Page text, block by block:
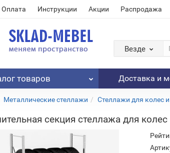
Оплата Инструкции Акции Распродажа
Везде
товаров Доставка и
Металлические стеллажи Стеллажи для колес
секция стеллажа для